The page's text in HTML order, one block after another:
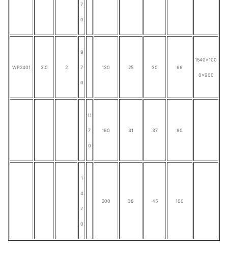
7
0
WP2401 3.0 2
9
7
0
130 25 30 66
1540×100
0×900
11
7
0
160 31 37 80
1
4
7
0
200 38 45 100